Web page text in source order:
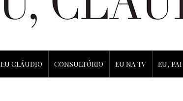
EU CLÁUDIO CONSULTÓRIO EU NA TV EU, PAI